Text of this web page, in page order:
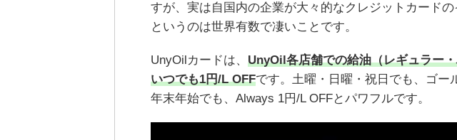
すが、実は自国内の企業が大々的なクレジットカード
というのは世界有数で凄いことです。
UnyOilカードは、 UnyOil各店舗での給油（レギュラー
いつでも1円/L OFFです。土曜・日曜・祝日でも、ゴー
年末年始でも、Always 1円/L OFFとパワフルです。